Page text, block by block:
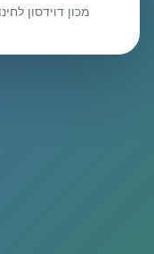
מכון דוידסון